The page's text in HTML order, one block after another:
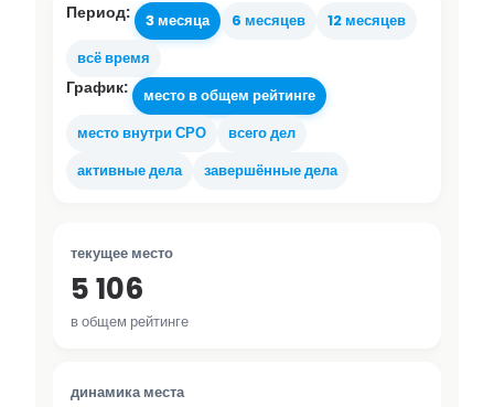
Период: 3 месяца 6 месяцев
12 месяцев
всё время
График:
место в общем рейтинге
место внутри СРО
всего дел
активные дела
завершённые дела
текущее место
5 106
в общем рейтинге
динамика места